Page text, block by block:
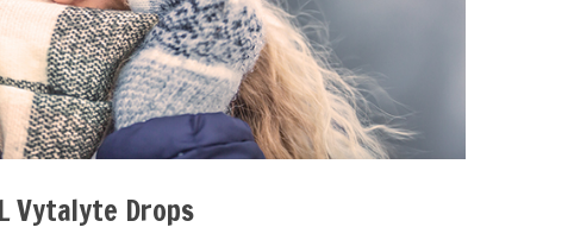
Vytalyte Drops